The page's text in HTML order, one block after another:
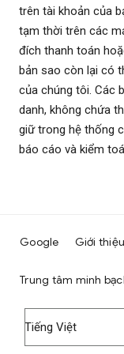
trên tài khoản của
tạm thời trên các
đích thanh toán
bản sao còn lại có
của chúng tôi. Các
danh, không chứa
giữ trong hệ thống
báo cáo và kiểm
Google Giới
Trung tâm minh
Tiếng Việt